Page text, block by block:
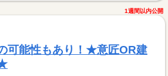
1週間以内公開
可能性もあり！★意匠OR建